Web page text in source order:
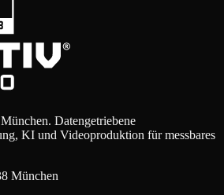
Datengetriebene
KI und Videoproduktion für messbares
München